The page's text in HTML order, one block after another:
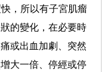
，所以有子宮肌瘤
的變化，在必要時
或出血加劇、突然
大一倍、停經或停